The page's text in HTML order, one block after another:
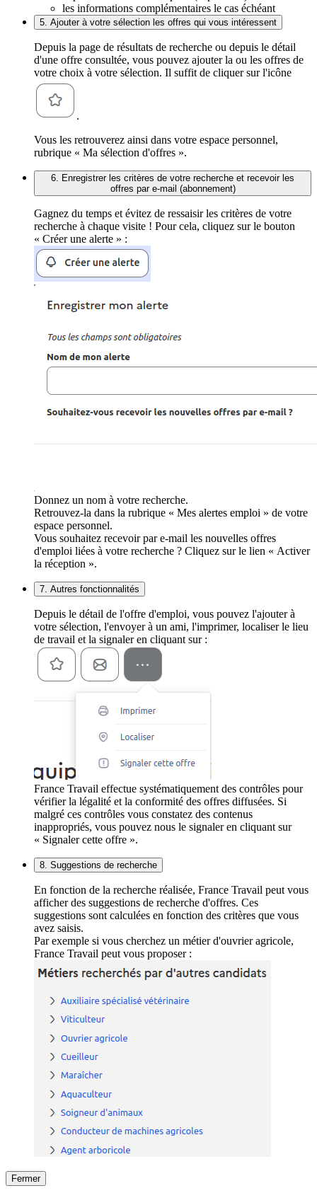
les informations complémentaires le cas échéant
5. Ajouter à votre sélection les offres qui vous intéressent
Depuis la page de résultats de recherche ou depuis le détail
d'une offre consultée, vous pouvez ajouter la ou les offres de
votre choix à votre sélection. Il suffit de cliquer sur l'icône
.
Vous les retrouverez ainsi dans votre espace personnel,
rubrique « Ma sélection d'offres ».
6. Enregistrer les critères de votre recherche et recevoir les
offres par e-mail (abonnement)
Gagnez du temps et évitez de ressaisir les critères de votre
recherche à chaque visite ! Pour cela, cliquez sur le bouton
« Créer une alerte » :
Donnez un nom à votre recherche.
Retrouvez-la dans la rubrique « Mes alertes emploi » de votre
espace personnel.
Vous souhaitez recevoir par e-mail les nouvelles offres
d'emploi liées à votre recherche ? Cliquez sur le lien « Activer
la réception ».
7. Autres fonctionnalités
Depuis le détail de l'offre d'emploi, vous pouvez l'ajouter à
votre sélection, l'envoyer à un ami, l'imprimer, localiser le lieu
de travail et la signaler en cliquant sur :
France Travail effectue systématiquement des contrôles pour
vérifier la légalité et la conformité des offres diffusées. Si
malgré ces contrôles vous constatez des contenus
inappropriés, vous pouvez nous le signaler en cliquant sur
« Signaler cette offre ».
8. Suggestions de recherche
En fonction de la recherche réalisée, France Travail peut vous
afficher des suggestions de recherche d'offres. Ces
suggestions sont calculées en fonction des critères que vous
avez saisis.
Par exemple si vous cherchez un métier d'ouvrier agricole,
France Travail peut vous proposer :
Fermer